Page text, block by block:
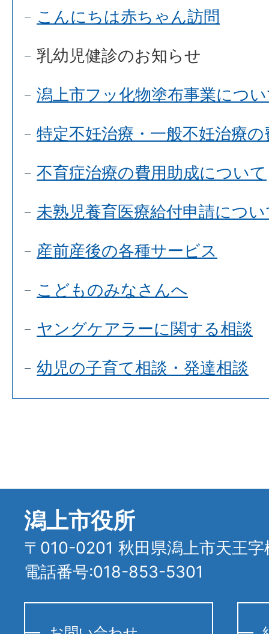
こんにちは赤ちゃん訪問
乳幼児健診のお知らせ
潟上市フッ化物塗布事業につ
特定不妊治療・一般不妊治療
不育症治療の費用助成について
未熟児養育医療給付申請につ
産前産後の各種サービス
こどものみなさんへ
ヤングケアラーに関する相談
幼児の子育て相談・発達相談
潟上市役所
〒010-0201 秋田県潟上市天王
電話番号:018-853-5301